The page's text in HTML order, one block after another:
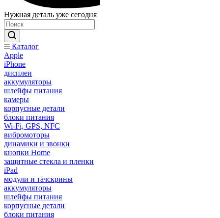
Нужная деталь уже сегодня
Каталог
Apple
iPhone
дисплеи
аккумуляторы
шлейфы питания
камеры
корпусные детали
блоки питания
Wi-Fi, GPS, NFC
вибромоторы
динамики и звонки
кнопки Home
защитные стекла и пленки
iPad
модули и тачскрины
аккумуляторы
шлейфы питания
корпусные детали
блоки питания